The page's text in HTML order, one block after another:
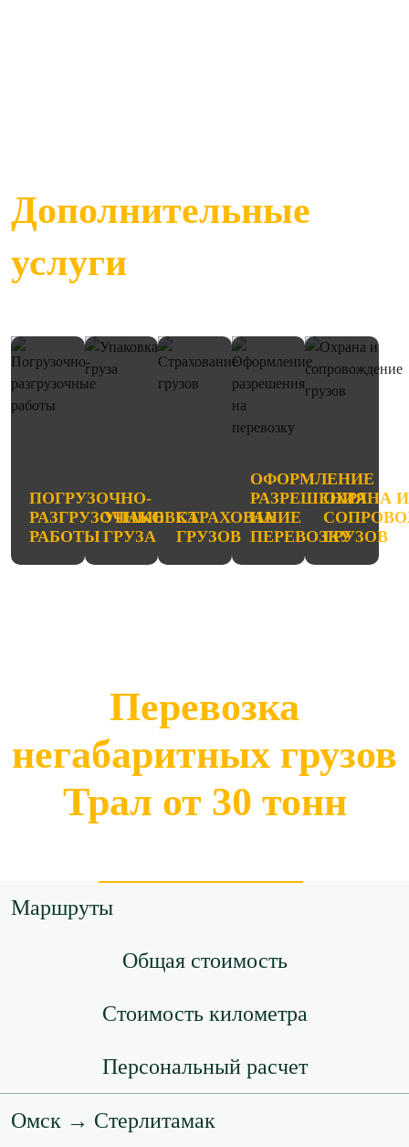
Дополнительные
услуги
ПОГРУЗОЧНО-
РАЗГРУЗОЧНЫЕ
РАБОТЫ
УПАКОВКА
ГРУЗА
СТРАХОВАНИЕ
ГРУЗОВ
ОФОРМЛЕНИЕ
РАЗРЕШЕНИЯ
НА
ПЕРЕВОЗКУ
ОХРАНА И
ГРУЗОВ
Перевозка
негабаритных грузов
Трал от 30 тонн
Маршруты
Общая стоимость
Стоимость километра
Персональный расчет
Омск → Стерлитамак